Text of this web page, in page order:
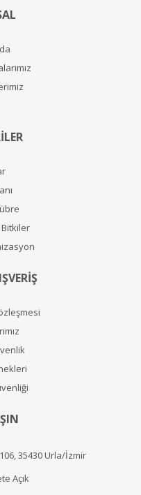
35430 Urla/İzmir
Açık